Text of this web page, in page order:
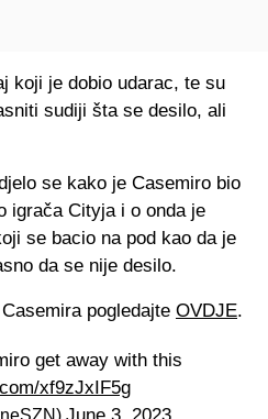
koji je dobio udarac, te su
sudiji šta se desilo, ali
se kako je Casemiro bio
igrača Cityja i o onda je
se bacio na pod kao da je
da se nije desilo.
pogledajte OVDJE.
get away with this
xf9zJxIF5g